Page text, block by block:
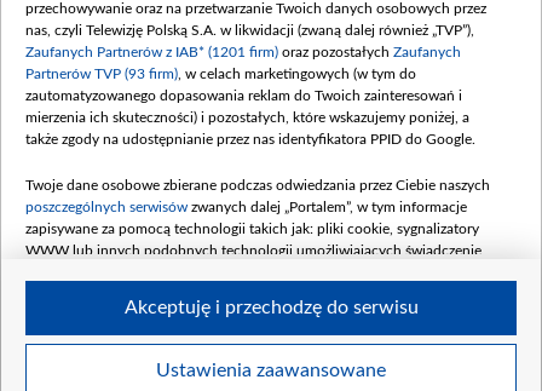
Dofinansowanie 48 862 000,00 PLN
Data podpisania umowy: GRUDZIEŃ 2025
(wpłata grudzień 60,548 mln)
Dofinansowanie 900 000 000,00 PLN
Data podpisania umowy: LUTY 2026 (wpłata
kwiecień 180 mln, 7 maja 180 mln, 8
czerwca 90 mln)
Dofinansowanie 250 000 000,00 PLN
4 sierpnia 250 mln
przechowywanie oraz na przetwarzanie Twoich danych osobowych przez
nas, czyli Telewizję Polską S.A. w likwidacji (zwaną dalej również „TVP”),
Zaufanych Partnerów z IAB* (1201 firm) oraz pozostałych Zaufanych
Partnerów TVP (93 firm) , w celach marketingowych (w tym do
zautomatyzowanego dopasowania reklam do Twoich zainteresowań i
mierzenia ich skuteczności) i pozostałych, które wskazujemy poniżej, a
także zgody na udostępnianie przez nas identyfikatora PPID do Google.
Twoje dane osobowe zbierane podczas odwiedzania przez Ciebie naszych
poszczególnych serwisów zwanych dalej „Portalem”, w tym informacje
zapisywane za pomocą technologii takich jak: pliki cookie, sygnalizatory
WWW lub innych podobnych technologii umożliwiających świadczenie
Twoje dane osobowe zbierane podczas odwiedzania przez Ciebie
Ustawienia zaawansowane
Akceptuję i przechodzę do serwisu